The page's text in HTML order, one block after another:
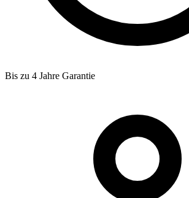
Bis zu 4 Jahre Garantie